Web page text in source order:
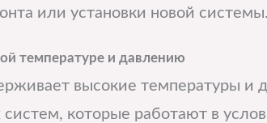
или установки новой системы.
температуре и давлению
высокие температуры и
которые работают в